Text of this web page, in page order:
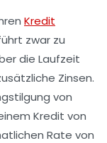
Kredit
zwar zu
die Laufzeit
Zinsen.
von
Kredit von
Rate von